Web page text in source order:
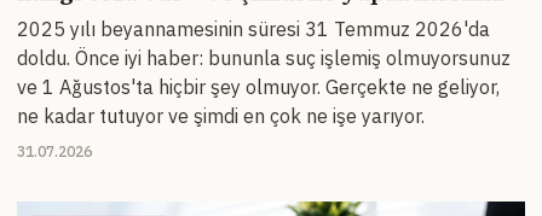
2025 yılı beyannamesinin süresi 31 Temmuz 2026'da
doldu. Önce iyi haber: bununla suç işlemiş olmuyorsunuz
ve 1 Ağustos'ta hiçbir şey olmuyor. Gerçekte ne geliyor,
ne kadar tutuyor ve şimdi en çok ne işe yarıyor.
31.07.2026